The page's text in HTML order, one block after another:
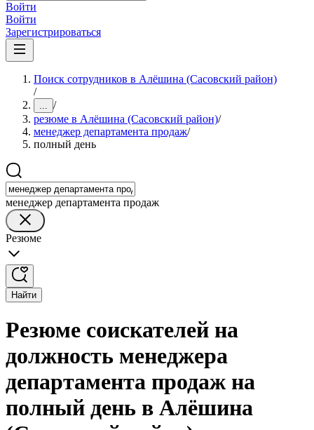
Войти
Войти
Зарегистрироваться
Поиск сотрудников в Алёшина (Сасовский район)
/
... /
резюме в Алёшина (Сасовский район)/
менеджер департамента продаж/
полный день
менеджер департамента продаж
Резюме
Найти
Резюме соискателей на
должность менеджера
департамента продаж на
полный день в Алёшина